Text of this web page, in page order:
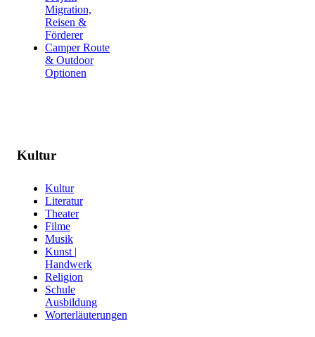
Migration,
Reisen &
Förderer
Camper Route
& Outdoor
Optionen
Kultur
Kultur
Literatur
Theater
Filme
Musik
Kunst |
Handwerk
Religion
Schule
Ausbildung
Worterläuterungen